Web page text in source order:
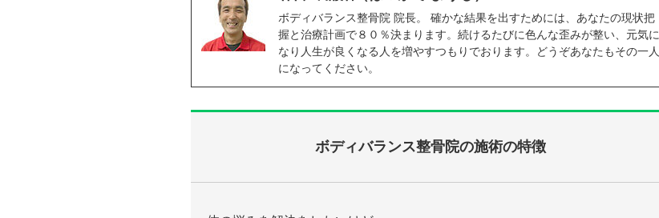
ボディバランス整骨院 院長。 確かな結果を出すためには、あなたの現状把
握と治療計画で８０％決まります。続けるたびに色んな歪みが整い、元気に
なり人生が良くなる人を増やすつもりでおります。どうぞあなたもその一人
になってください。
ボディバランス整骨院の施術の特徴